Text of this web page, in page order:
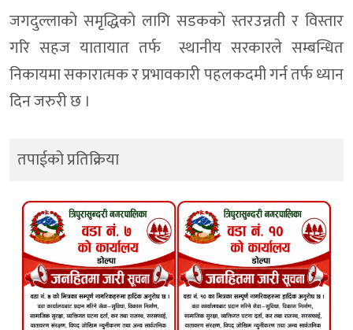
जगदुल्लाकाे समृद्धिकाे लागि सडककाे स्तरउन्नती र विस्तार
गरि सहज यातायात तर्फ स्थानीय सरकारले सम्बन्धित
निकायमा सकारात्मक र प्रभावकारी पहलकदमी गर्न तर्फ ध्यान
दिन जरुरी छ ।
तपाईको प्रतिक्रिया